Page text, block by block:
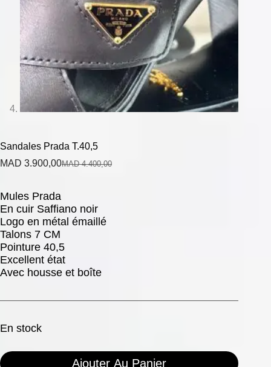
Sandales Prada T.40,5
MAD4.400,00
MAD 3.900,00
Mules Prada
En cuir Saffiano noir
Logo en métal émaillé
Talons 7 CM
Pointure 40,5
Excellent état
Avec housse et boîte
En stock
Ajouter Au Panier